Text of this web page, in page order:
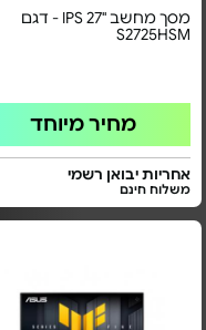
מסך מחשב "27 IPS - דגם
S2725HSM
מחיר מיוחד
אחריות יבואן רשמי
משלוח חינם